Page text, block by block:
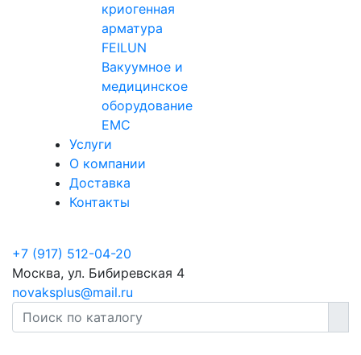
криогенная
арматура
FEILUN
Вакуумное и
медицинское
оборудование
EMC
Услуги
О компании
Доставка
Контакты
+7 (917) 512-04-20
Москва, ул. Бибиревская 4
novaksplus@mail.ru